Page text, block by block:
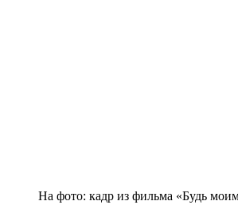
На фото: кадр из фильма «Будь